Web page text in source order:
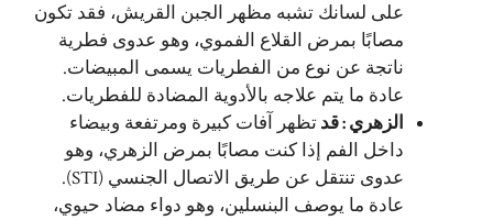
على لسانك تشبه مظهر الجبن القريش، فقد تكون
مصابًا بمرض القلاع الفموي، وهو عدوى فطرية
ناتجة عن نوع من الفطريات يسمى المبيضات.
عادة ما يتم علاجه بالأدوية المضادة للفطريات.
الزهري : قدتظهر آفات كبيرة ومرتفعة وبيضاء
داخل الفم إذا كنت مصابًا بمرض الزهري، وهو
عدوى تنتقل عن طريق الاتصال الجنسي (STI).
عادة ما يوصف البنسلين، وهو دواء مضاد حيوي،